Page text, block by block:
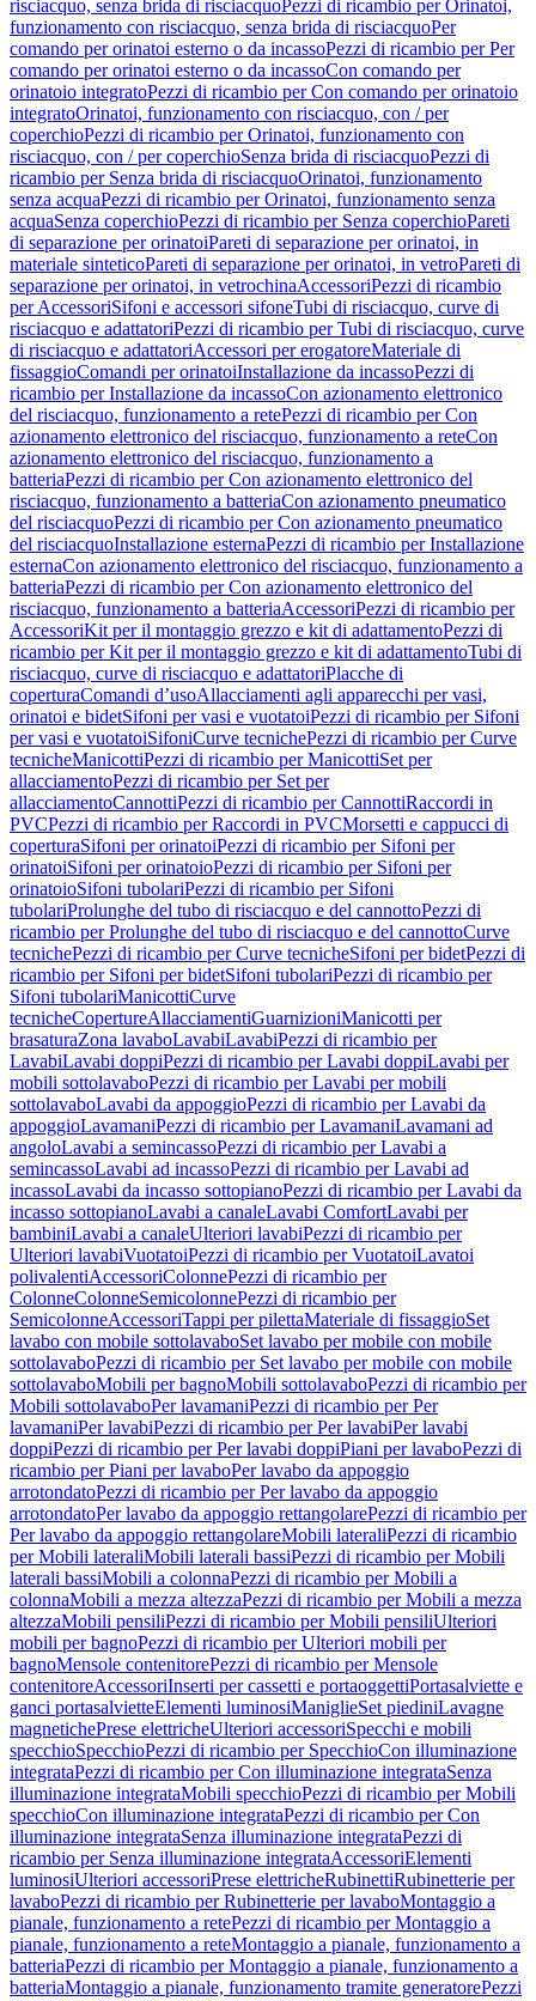
risciacquo, senza brida di risciacquoPezzi di ricambio per Orinatoi,
funzionamento con risciacquo, senza brida di risciacquoPer
comando per orinatoi esterno o da incassoPezzi di ricambio per Per
comando per orinatoi esterno o da incassoCon comando per
orinatoio integratoPezzi di ricambio per Con comando per orinatoio
integratoOrinatoi, funzionamento con risciacquo, con / per
coperchioPezzi di ricambio per Orinatoi, funzionamento con
risciacquo, con / per coperchioSenza brida di risciacquoPezzi di
ricambio per Senza brida di risciacquoOrinatoi, funzionamento
senza acquaPezzi di ricambio per Orinatoi, funzionamento senza
acquaSenza coperchioPezzi di ricambio per Senza coperchioPareti
di separazione per orinatoiPareti di separazione per orinatoi, in
materiale sinteticoPareti di separazione per orinatoi, in vetroPareti di
separazione per orinatoi, in vetrochinaAccessoriPezzi di ricambio
per AccessoriSifoni e accessori sifoneTubi di risciacquo, curve di
risciacquo e adattatoriPezzi di ricambio per Tubi di risciacquo, curve
di risciacquo e adattatoriAccessori per erogatoreMateriale di
fissaggioComandi per orinatoiInstallazione da incassoPezzi di
ricambio per Installazione da incassoCon azionamento elettronico
del risciacquo, funzionamento a retePezzi di ricambio per Con
azionamento elettronico del risciacquo, funzionamento a reteCon
azionamento elettronico del risciacquo, funzionamento a
batteriaPezzi di ricambio per Con azionamento elettronico del
risciacquo, funzionamento a batteriaCon azionamento pneumatico
del risciacquoPezzi di ricambio per Con azionamento pneumatico
del risciacquoInstallazione esternaPezzi di ricambio per Installazione
esternaCon azionamento elettronico del risciacquo, funzionamento a
batteriaPezzi di ricambio per Con azionamento elettronico del
risciacquo, funzionamento a batteriaAccessoriPezzi di ricambio per
AccessoriKit per il montaggio grezzo e kit di adattamentoPezzi di
ricambio per Kit per il montaggio grezzo e kit di adattamentoTubi di
risciacquo, curve di risciacquo e adattatoriPlacche di
coperturaComandi d’usoAllacciamenti agli apparecchi per vasi,
orinatoi e bidetSifoni per vasi e vuotatoiPezzi di ricambio per Sifoni
per vasi e vuotatoiSifoniCurve tecnichePezzi di ricambio per Curve
tecnicheManicottiPezzi di ricambio per ManicottiSet per
allacciamentoPezzi di ricambio per Set per
allacciamentoCannottiPezzi di ricambio per CannottiRaccordi in
PVCPezzi di ricambio per Raccordi in PVCMorsetti e cappucci di
coperturaSifoni per orinatoiPezzi di ricambio per Sifoni per
orinatoiSifoni per orinatoioPezzi di ricambio per Sifoni per
orinatoioSifoni tubolariPezzi di ricambio per Sifoni
tubolariProlunghe del tubo di risciacquo e del cannottoPezzi di
ricambio per Prolunghe del tubo di risciacquo e del cannottoCurve
tecnichePezzi di ricambio per Curve tecnicheSifoni per bidetPezzi di
ricambio per Sifoni per bidetSifoni tubolariPezzi di ricambio per
Sifoni tubolariManicottiCurve
tecnicheCopertureAllacciamentiGuarnizioniManicotti per
brasaturaZona lavaboLavabiLavabiPezzi di ricambio per
LavabiLavabi doppiPezzi di ricambio per Lavabi doppiLavabi per
mobili sottolavaboPezzi di ricambio per Lavabi per mobili
sottolavaboLavabi da appoggioPezzi di ricambio per Lavabi da
appoggioLavamaniPezzi di ricambio per LavamaniLavamani ad
angoloLavabi a semincassoPezzi di ricambio per Lavabi a
semincassoLavabi ad incassoPezzi di ricambio per Lavabi ad
incassoLavabi da incasso sottopianoPezzi di ricambio per Lavabi da
incasso sottopianoLavabi a canaleLavabi ComfortLavabi per
bambiniLavabi a canaleUlteriori lavabiPezzi di ricambio per
Ulteriori lavabiVuotatoiPezzi di ricambio per VuotatoiLavatoi
polivalentiAccessoriColonnePezzi di ricambio per
ColonneColonneSemicolonnePezzi di ricambio per
SemicolonneAccessoriTappi per pilettaMateriale di fissaggioSet
lavabo con mobile sottolavaboSet lavabo per mobile con mobile
sottolavaboPezzi di ricambio per Set lavabo per mobile con mobile
sottolavaboMobili per bagnoMobili sottolavaboPezzi di ricambio per
Mobili sottolavaboPer lavamaniPezzi di ricambio per Per
lavamaniPer lavabiPezzi di ricambio per Per lavabiPer lavabi
doppiPezzi di ricambio per Per lavabi doppiPiani per lavaboPezzi di
ricambio per Piani per lavaboPer lavabo da appoggio
arrotondatoPezzi di ricambio per Per lavabo da appoggio
arrotondatoPer lavabo da appoggio rettangolarePezzi di ricambio per
Per lavabo da appoggio rettangolareMobili lateraliPezzi di ricambio
per Mobili lateraliMobili laterali bassiPezzi di ricambio per Mobili
laterali bassiMobili a colonnaPezzi di ricambio per Mobili a
colonnaMobili a mezza altezzaPezzi di ricambio per Mobili a mezza
altezzaMobili pensiliPezzi di ricambio per Mobili pensiliUlteriori
mobili per bagnoPezzi di ricambio per Ulteriori mobili per
bagnoMensole contenitorePezzi di ricambio per Mensole
contenitoreAccessoriInserti per cassetti e portaoggettiPortasalviette e
ganci portasalvietteElementi luminosiManiglieSet piediniLavagne
magnetichePrese elettricheUlteriori accessoriSpecchi e mobili
specchioSpecchioPezzi di ricambio per SpecchioCon illuminazione
integrataPezzi di ricambio per Con illuminazione integrataSenza
illuminazione integrataMobili specchioPezzi di ricambio per Mobili
specchioCon illuminazione integrataPezzi di ricambio per Con
illuminazione integrataSenza illuminazione integrataPezzi di
ricambio per Senza illuminazione integrataAccessoriElementi
luminosiUlteriori accessoriPrese elettricheRubinettiRubinetterie per
lavaboPezzi di ricambio per Rubinetterie per lavaboMontaggio a
pianale, funzionamento a retePezzi di ricambio per Montaggio a
pianale, funzionamento a reteMontaggio a pianale, funzionamento a
batteriaPezzi di ricambio per Montaggio a pianale, funzionamento a
batteriaMontaggio a pianale, funzionamento tramite generatorePezzi